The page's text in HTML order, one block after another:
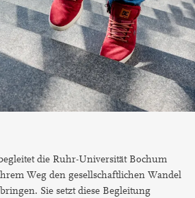
die Ruhr-Universität Bochum
Weg den gesellschaftlichen Wandel
Sie setzt diese Begleitung